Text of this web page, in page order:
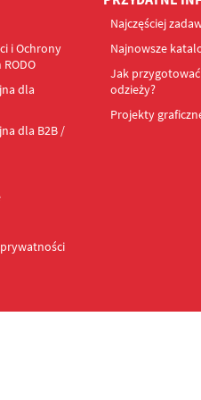
i Ochrony
dla
dla B2B /
Najczęściej
Najnowsze
Jak
odzieży?
Projekty